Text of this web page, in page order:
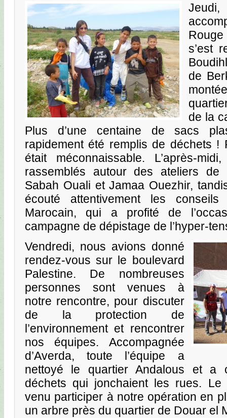
s’est
de
de la
Plus d’une centaine de sacs
rapidement été remplis de déchets !
était méconnaissable. L’après-
rassemblés autour des ateliers de
Sabah Ouali et Jamaa Ouezhir,
écouté attentivement les
Marocain, qui a profité de
campagne de dépistage de l’hyper-
Vendredi, nous avions donné
rendez-vous sur le boulevard
Palestine. De nombreuses
personnes sont venues à
notre rencontre, pour discuter
de la protection de
l’environnement et rencontrer
nos équipes. Accompagnée
d’Averda, toute l’équipe a
nettoyé le quartier Andalous et a
déchets qui jonchaient les rues.
venu participer à notre opération en
un arbre près du quartier de Douar el